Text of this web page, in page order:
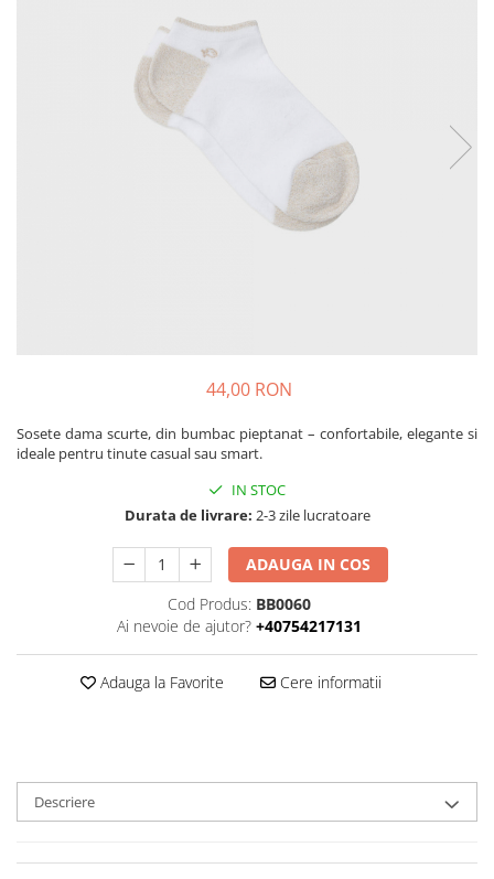
Idei pentru casa
Prosoape bucatarie
44,00 RON
Sosete dama scurte, din bumbac pieptanat – confortabile, elegante si
ideale pentru tinute casual sau smart.
IN STOC
Durata de livrare: 2-3 zile lucratoare
ADAUGA IN COS
Cod Produs: BB0060
Ai nevoie de ajutor? +40754217131
Adauga la Favorite Cere informatii
Descriere